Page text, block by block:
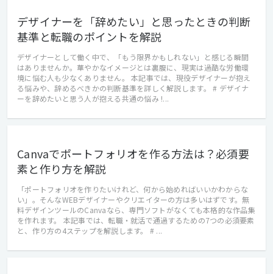
デザイナーを「辞めたい」と思ったときの判断
基準と転職のポイントを解説
デザイナーとして働く中で、「もう限界かもしれない」と感じる瞬間
はありませんか。華やかなイメージとは裏腹に、現実は過酷な労働環
境に悩む人も少なくありません。 本記事では、現役デザイナーが抱え
る悩みや、辞めるべきかの判断基準を詳しく解説します。 # デザイナ
ーを辞めたいと思う人が抱える共通の悩み !...
Canvaでポートフォリオを作る方法は？必須要
素と作り方を解説
「ポートフォリオを作りたいけれど、何から始めればいいかわからな
い」。そんなWEBデザイナーやクリエイターの方は多いはずです。無
料デザインツールのCanvaなら、専門ソフトがなくても本格的な作品集
を作れます。 本記事では、転職・就活で通過するための7つの必須要素
と、作り方の4ステップを解説します。 # ...